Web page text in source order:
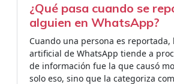
¿Qué pasa cuando se
alguien en WhatsApp?
Cuando una persona es
artificial de WhatsApp tiende a
de información fue la que causó
solo eso, sino que la categoriza